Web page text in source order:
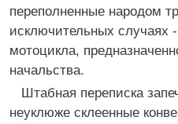
переполненные народом
исключительных случаях
мотоцикла,
начальства.
Штабная переписка
неуклюже склеенные